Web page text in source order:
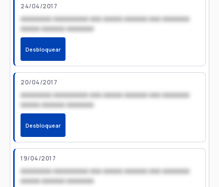
24/04/2017
xxxxxxxx xxxxxxxxx xxx xxxxx xxxxxx xxx xxxxxxx
xxxxx xxxxxx xxxxxxx
Desbloquear
20/04/2017
xxxxxxxx xxxxxxxxx xxx xxxxx xxxxxx xxx xxxxxxx
xxxxx xxxxxx xxxxxxx
Desbloquear
19/04/2017
xxxxxxxx xxxxxxxxx xxx xxxxx xxxxxx xxx xxxxxxx
xxxxx xxxxxx xxxxxxx